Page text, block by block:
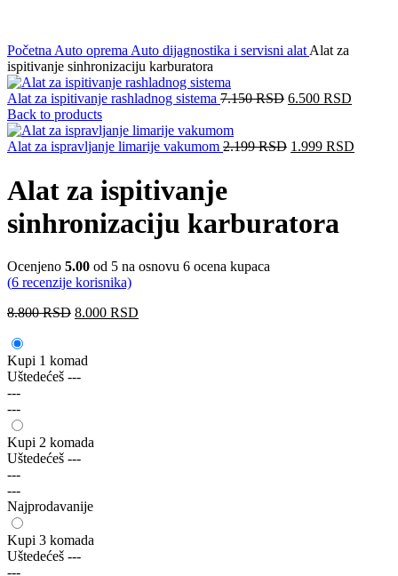
PočetnaAuto opremaAuto dijagnostika i servisni alatAlat za
ispitivanje sinhronizaciju karburatora
Alat za ispitivanje rashladnog sistema 7.150RSD 6.500 RSD
Back to products
Alat za ispravljanje limarije vakumom 2.199RSD 1.999 RSD
Alat za ispitivanje
sinhronizaciju karburatora
Ocenjeno 5.00 od 5 na osnovu 6 ocena kupaca
(6 recenzije korisnika)
8.800RSD 8.000 RSD
Kupi 1 komad
Uštedećeš ---
---
---
Kupi 2 komada
Uštedećeš ---
---
---
Najprodavanije
Kupi 3 komada
Uštedećeš ---
---